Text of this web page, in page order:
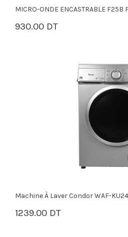
MICRO-ONDE ENCASTRABLE F25B
930.00 DT
PANIER
Machine À Laver Condor WAF-
1239.00 DT
PANIER